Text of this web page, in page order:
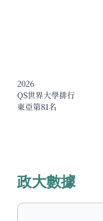
2026
QS世界大學排行
東亞第81名
政大數據